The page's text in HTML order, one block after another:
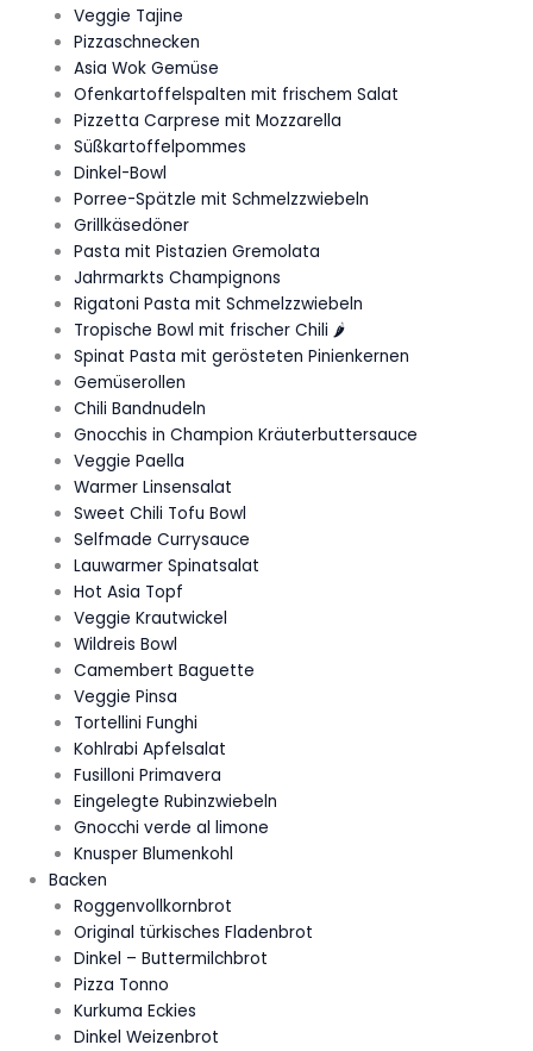
Veggie Tajine
Pizzaschnecken
Asia Wok Gemüse
Ofenkartoffelspalten mit frischem Salat
Pizzetta Carprese mit Mozzarella
Süßkartoffelpommes
Dinkel-Bowl
Porree-Spätzle mit Schmelzzwiebeln
Grillkäsedöner
Pasta mit Pistazien Gremolata
Jahrmarkts Champignons
Rigatoni Pasta mit Schmelzzwiebeln
Tropische Bowl mit frischer Chili 🌶️
Spinat Pasta mit gerösteten Pinienkernen
Gemüserollen
Chili Bandnudeln
Gnocchis in Champion Kräuterbuttersauce
Veggie Paella
Warmer Linsensalat
Sweet Chili Tofu Bowl
Selfmade Currysauce
Lauwarmer Spinatsalat
Hot Asia Topf
Veggie Krautwickel
Wildreis Bowl
Camembert Baguette
Veggie Pinsa
Tortellini Funghi
Kohlrabi Apfelsalat
Fusilloni Primavera
Eingelegte Rubinzwiebeln
Gnocchi verde al limone
Knusper Blumenkohl
Backen
Roggenvollkornbrot
Original türkisches Fladenbrot
Dinkel – Buttermilchbrot
Pizza Tonno
Kurkuma Eckies
Dinkel Weizenbrot